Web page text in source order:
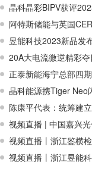
晶科晶彩BIPV获评
昱能科技2023新品发
20A大电流微逆精彩
正泰新能海宁总部四
晶科能源携Tiger Neo
陈康平代表：统筹建
视频直播 | 中国嘉兴
视频直播丨浙江鉴横
视频直播丨浙江昱能